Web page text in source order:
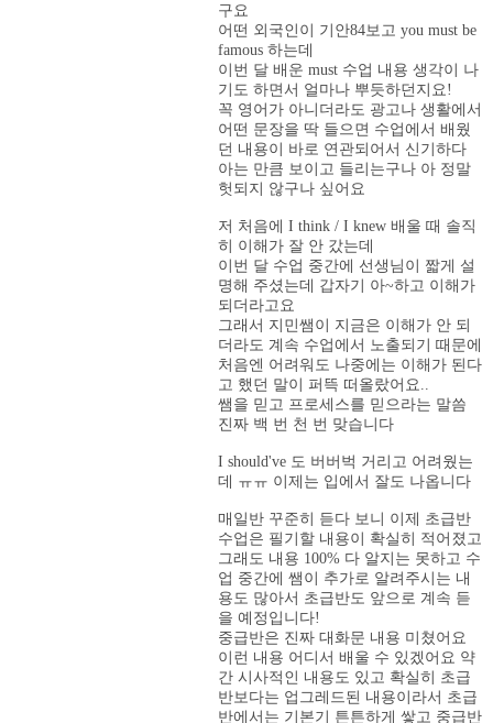
구요
어떤 외국인이 기안84보고 you must be
famous 하는데
이번 달 배운 must 수업 내용 생각이 나
기도 하면서 얼마나 뿌듯하던지요!
꼭 영어가 아니더라도 광고나 생활에서
어떤 문장을 딱 들으면 수업에서 배웠
던 내용이 바로 연관되어서 신기하다
아는 만큼 보이고 들리는구나 아 정말
헛되지 않구나 싶어요
저 처음에 I think / I knew 배울 때 솔직
히 이해가 잘 안 갔는데
이번 달 수업 중간에 선생님이 짧게 설
명해 주셨는데 갑자기 아~하고 이해가
되더라고요
그래서 지민쌤이 지금은 이해가 안 되
더라도 계속 수업에서 노출되기 때문에
처음엔 어려워도 나중에는 이해가 된다
고 했던 말이 퍼뜩 떠올랐어요..
쌤을 믿고 프로세스를 믿으라는 말씀
진짜 백 번 천 번 맞습니다
I should've 도 버버벅 거리고 어려웠는
데 ㅠㅠ 이제는 입에서 잘도 나옵니다
매일반 꾸준히 듣다 보니 이제 초급반
수업은 필기할 내용이 확실히 적어졌고
그래도 내용 100% 다 알지는 못하고 수
업 중간에 쌤이 추가로 알려주시는 내
용도 많아서 초급반도 앞으로 계속 듣
을 예정입니다!
중급반은 진짜 대화문 내용 미쳤어요
이런 내용 어디서 배울 수 있겠어요 약
간 시사적인 내용도 있고 확실히 초급
반보다는 업그레드된 내용이라서 초급
반에서는 기본기 튼튼하게 쌓고 중급반